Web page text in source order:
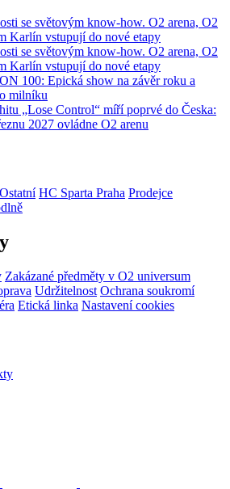
se světovým know-how. O2 arena, O2
Karlín vstupují do nové etapy
se světovým know-how. O2 arena, O2
Karlín vstupují do nové etapy
100: Epická show na závěr roku a
milníku
„Lose Control“ míří poprvé do Česka:
2027 ovládne O2 arenu
Ostatní HC Sparta Praha Prodejce
Zakázané předměty v O2 universum
Udržitelnost Ochrana soukromí
Etická linka Nastavení cookies